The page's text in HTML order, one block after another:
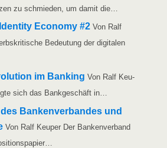
zu schmie­den, um damit die…
Eco­no­my #2 Von Ralf
Bedeu­tung der digi­ta­len
im Ban­king Von Ralf Keu­
sich das Bank­ge­schäft in…
Ban­ken­ver­ban­des und
Von Ralf Keu­per Der Ban­ken­ver­band